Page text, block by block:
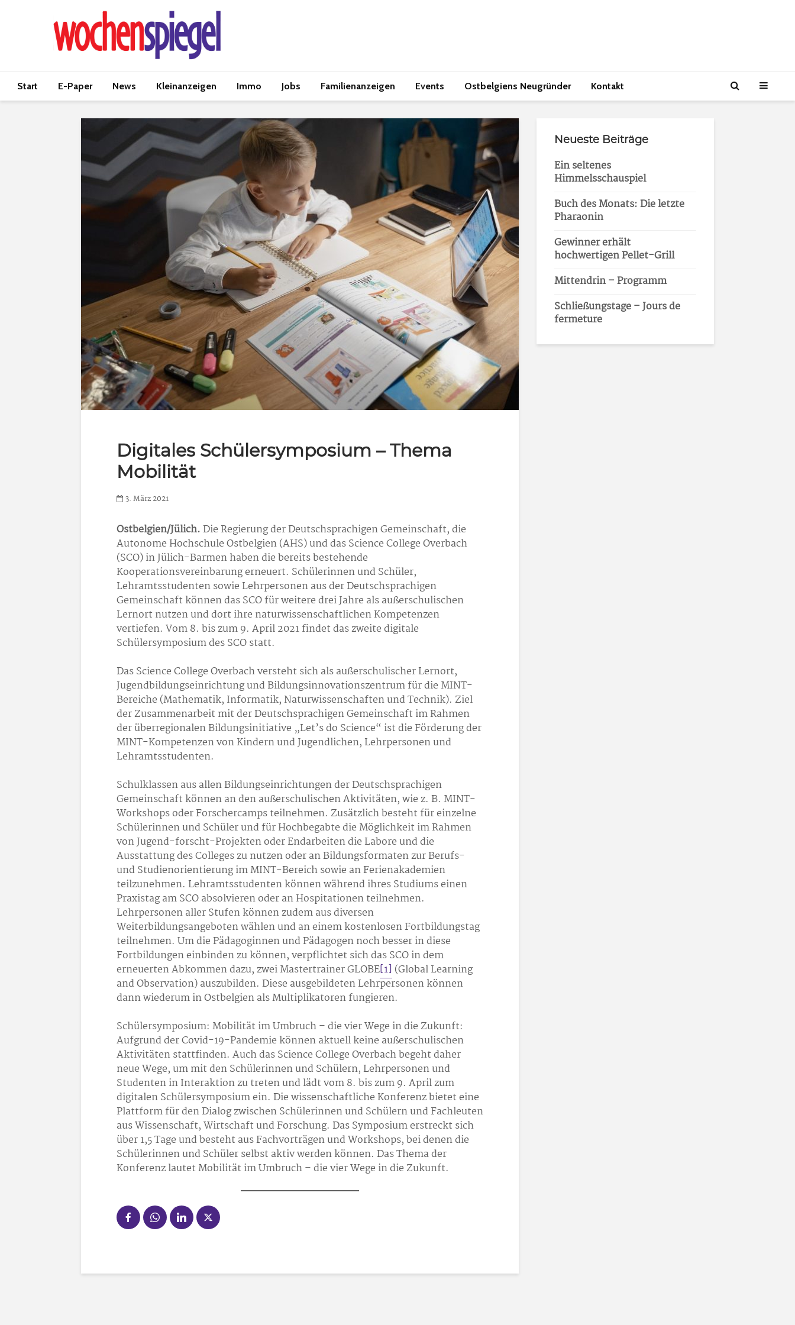
Start E-Paper News Kleinanzeigen Immo Jobs Familienanzeigen Events Ostbelgiens Neugründer Kontakt
Digitales Schülersymposium – Thema
Mobilität
3. März 2021
Ostbelgien/Jülich.Die Regierung der Deutschsprachigen Gemeinschaft, die
Autonome Hochschule Ostbelgien (AHS) und das Science College Overbach
(SCO) in Jülich-Barmen haben die bereits bestehende
Kooperationsvereinbarung erneuert. Schülerinnen und Schüler,
Lehramtsstudenten sowie Lehrpersonen aus der Deutschsprachigen
Gemeinschaft können das SCO für weitere drei Jahre als außerschulischen
Lernort nutzen und dort ihre naturwissenschaftlichen Kompetenzen
vertiefen. Vom 8. bis zum 9. April 2021 findet das zweite digitale
Schülersymposium des SCO statt.
Das Science College Overbach versteht sich als außerschulischer Lernort,
Jugendbildungseinrichtung und Bildungsinnovationszentrum für die MINT-
Bereiche (Mathematik, Informatik, Naturwissenschaften und Technik). Ziel
der Zusammenarbeit mit der Deutschsprachigen Gemeinschaft im Rahmen
der überregionalen Bildungsinitiative „Let’s do Science“ ist die Förderung der
MINT-Kompetenzen von Kindern und Jugendlichen, Lehrpersonen und
Lehramtsstudenten.
Schulklassen aus allen Bildungseinrichtungen der Deutschsprachigen
Gemeinschaft können an den außerschulischen Aktivitäten, wie z. B. MINT-
Workshops oder Forschercamps teilnehmen. Zusätzlich besteht für einzelne
Schülerinnen und Schüler und für Hochbegabte die Möglichkeit im Rahmen
von Jugend-forscht-Projekten oder Endarbeiten die Labore und die
Ausstattung des Colleges zu nutzen oder an Bildungsformaten zur Berufs-
und Studienorientierung im MINT-Bereich sowie an Ferienakademien
teilzunehmen. Lehramtsstudenten können während ihres Studiums einen
Praxistag am SCO absolvieren oder an Hospitationen teilnehmen.
Lehrpersonen aller Stufen können zudem aus diversen
Weiterbildungsangeboten wählen und an einem kostenlosen Fortbildungstag
teilnehmen. Um die Pädagoginnen und Pädagogen noch besser in diese
Fortbildungen einbinden zu können, verpflichtet sich das SCO in dem
erneuerten Abkommen dazu, zwei Mastertrainer GLOBE[1] (Global Learning
and Observation) auszubilden. Diese ausgebildeten Lehrpersonen können
dann wiederum in Ostbelgien als Multiplikatoren fungieren.
Schülersymposium: Mobilität im Umbruch – die vier Wege in die Zukunft:
Aufgrund der Covid-19-Pandemie können aktuell keine außerschulischen
Aktivitäten stattfinden. Auch das Science College Overbach begeht daher
neue Wege, um mit den Schülerinnen und Schülern, Lehrpersonen und
Studenten in Interaktion zu treten und lädt vom 8. bis zum 9. April zum
digitalen Schülersymposium ein. Die wissenschaftliche Konferenz bietet eine
Plattform für den Dialog zwischen Schülerinnen und Schülern und Fachleuten
aus Wissenschaft, Wirtschaft und Forschung. Das Symposium erstreckt sich
über 1,5 Tage und besteht aus Fachvorträgen und Workshops, bei denen die
Schülerinnen und Schüler selbst aktiv werden können. Das Thema der
Konferenz lautet Mobilität im Umbruch – die vier Wege in die Zukunft.
Neueste Beiträge
Ein seltenes
Himmelsschauspiel
Buch des Monats: Die letzte
Pharaonin
Gewinner erhält
hochwertigen Pellet-Grill
Mittendrin – Programm
Schließungstage – Jours de
fermeture